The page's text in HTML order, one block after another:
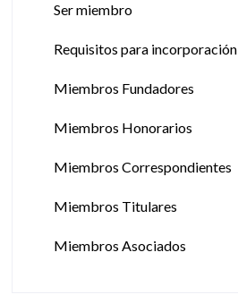
Ser miembro
Requisitos para incorporación
Miembros Fundadores
Miembros Honorarios
Miembros Correspondientes
Miembros Titulares
Miembros Asociados